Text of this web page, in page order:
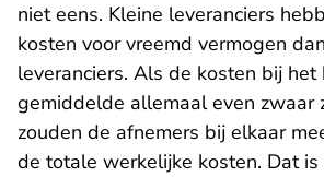
niet eens. Kleine leveranciers
kosten voor vreemd vermogen
leveranciers. Als de kosten bij
gemiddelde allemaal even zwaar
zouden de afnemers bij elkaar
de totale werkelijke kosten. Dat